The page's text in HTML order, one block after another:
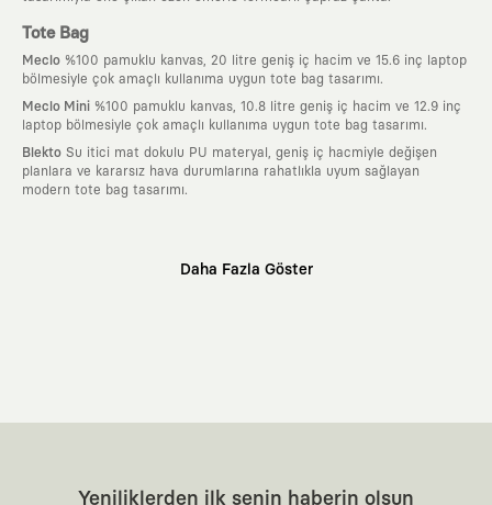
Tote Bag
Meclo %100 pamuklu kanvas, 20 litre geniş iç hacim ve 15.6 inç laptop
bölmesiyle çok amaçlı kullanıma uygun tote bag tasarımı.
Meclo Mini %100 pamuklu kanvas, 10.8 litre geniş iç hacim ve 12.9 inç
laptop bölmesiyle çok amaçlı kullanıma uygun tote bag tasarımı.
Blekto Su itici mat dokulu PU materyal, geniş iç hacmiyle değişen
planlara ve kararsız hava durumlarına rahatlıkla uyum sağlayan
modern tote bag tasarımı.
dolabının en değerli parçası olarak kalacak, hikayesini ve estetik
Yaratıcı Bir Topluluk
KAFT, keşfetmeyi sevenlerin, sanata tutkuyla bağlı
Daha Fazla Göster
Yeniliklerden ilk senin haberin olsun